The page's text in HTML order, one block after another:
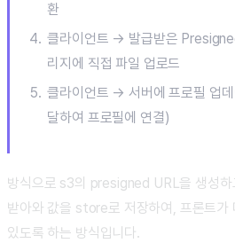
환
클라이언트 → 발급받은
리지에 직접 파일 업로드
클라이언트 → 서버에 프로필 업
달하여 프로필에 연결)
방식으로 s3의 presigned URL을 생성
받아와 값을 store로 저장하여, 프론트가
있도록 하는 방식입니다.